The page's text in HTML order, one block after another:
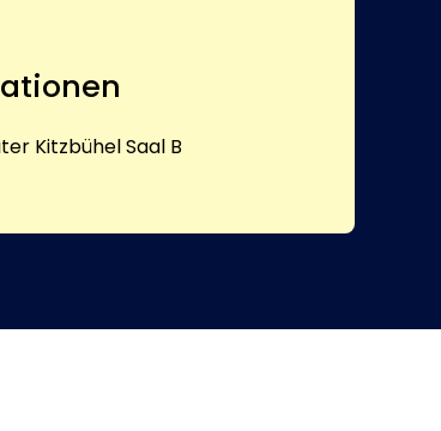
Kitzbühel Saal B